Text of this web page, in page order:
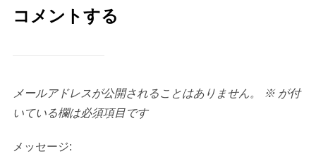
コメントする
メールアドレスが公開されることはありません。 ※が付
いている欄は必須項目です
メッセージ: